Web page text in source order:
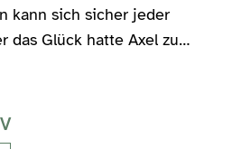
kann sich sicher jeder
das Glück hatte Axel zu…